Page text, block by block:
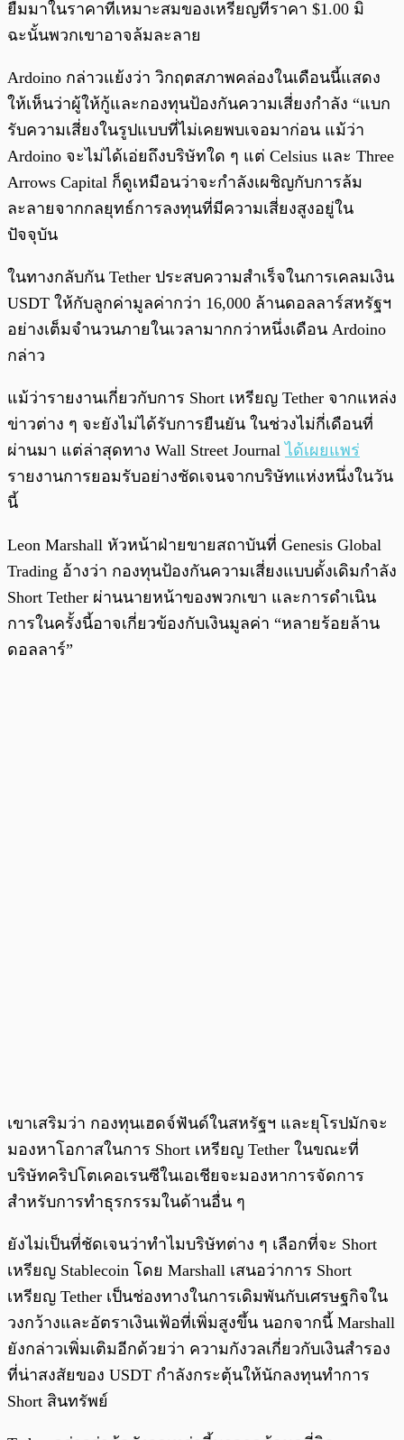
ยืมมาในราคาที่เหมาะสมของเหรียญที่ราคา $1.00 มิ
ฉะนั้นพวกเขาอาจล้มละลาย
Ardoino กล่าวแย้งว่า วิกฤตสภาพคล่องในเดือนนี้แสดง
ให้เห็นว่าผู้ให้กู้และกองทุนป้องกันความเสี่ยงกำลัง “แบก
รับความเสี่ยงในรูปแบบที่ไม่เคยพบเจอมาก่อน แม้ว่า
Ardoino จะไม่ได้เอ่ยถึงบริษัทใด ๆ แต่ Celsius และ Three
Arrows Capital ก็ดูเหมือนว่าจะกำลังเผชิญกับการล้ม
ละลายจากกลยุทธ์การลงทุนที่มีความเสี่ยงสูงอยู่ใน
ปัจจุบัน
ในทางกลับกัน Tether ประสบความสำเร็จในการเคลมเงิน
USDT ให้กับลูกค่ามูลค่ากว่า 16,000 ล้านดอลลาร์สหรัฐฯ
อย่างเต็มจำนวนภายในเวลามากกว่าหนึ่งเดือน Ardoino
กล่าว
แม้ว่ารายงานเกี่ยวกับการ Short เหรียญ Tether จากแหล่ง
ข่าวต่าง ๆ จะยังไม่ได้รับการยืนยัน ในช่วงไม่กี่เดือนที่
ผ่านมา แต่ล่าสุดทาง Wall Street Journal ได้เผยแพร่
รายงานการยอมรับอย่างชัดเจนจากบริษัทแห่งหนึ่งในวัน
นี้
Leon Marshall หัวหน้าฝ่ายขายสถาบันที่ Genesis Global
Trading อ้างว่า กองทุนป้องกันความเสี่ยงแบบดั้งเดิมกำลัง
Short Tether ผ่านนายหน้าของพวกเขา และการดำเนิน
การในครั้งนี้อาจเกี่ยวข้องกับเงินมูลค่า “หลายร้อยล้าน
ดอลลาร์”
เขาเสริมว่า กองทุนเฮดจ์ฟันด์ในสหรัฐฯ และยุโรปมักจะ
มองหาโอกาสในการ Short เหรียญ Tether ในขณะที่
บริษัทคริปโตเคอเรนซีในเอเชียจะมองหาการจัดการ
สำหรับการทำธุรกรรมในด้านอื่น ๆ
ยังไม่เป็นที่ชัดเจนว่าทำไมบริษัทต่าง ๆ เลือกที่จะ Short
เหรียญ Stablecoin โดย Marshall เสนอว่าการ Short
เหรียญ Tether เป็นช่องทางในการเดิมพันกับเศรษฐกิจใน
วงกว้างและอัตราเงินเฟ้อที่เพิ่มสูงขึ้น นอกจากนี้ Marshall
ยังกล่าวเพิ่มเติมอีกด้วยว่า ความกังวลเกี่ยวกับเงินสำรอง
ที่น่าสงสัยของ USDT กำลังกระตุ้นให้นักลงทุนทำการ
Short สินทรัพย์